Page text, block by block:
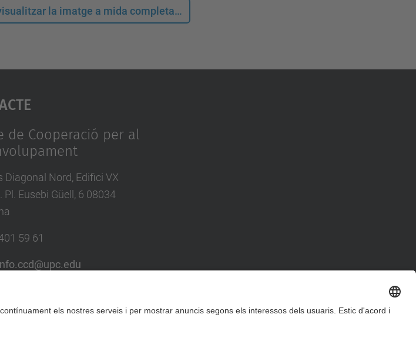
la imatge a mida completa…
de Cooperació per al
Diagonal Nord, Edifici VX
Pl. Eusebi Güell, 6 08034
59 61
de contacte